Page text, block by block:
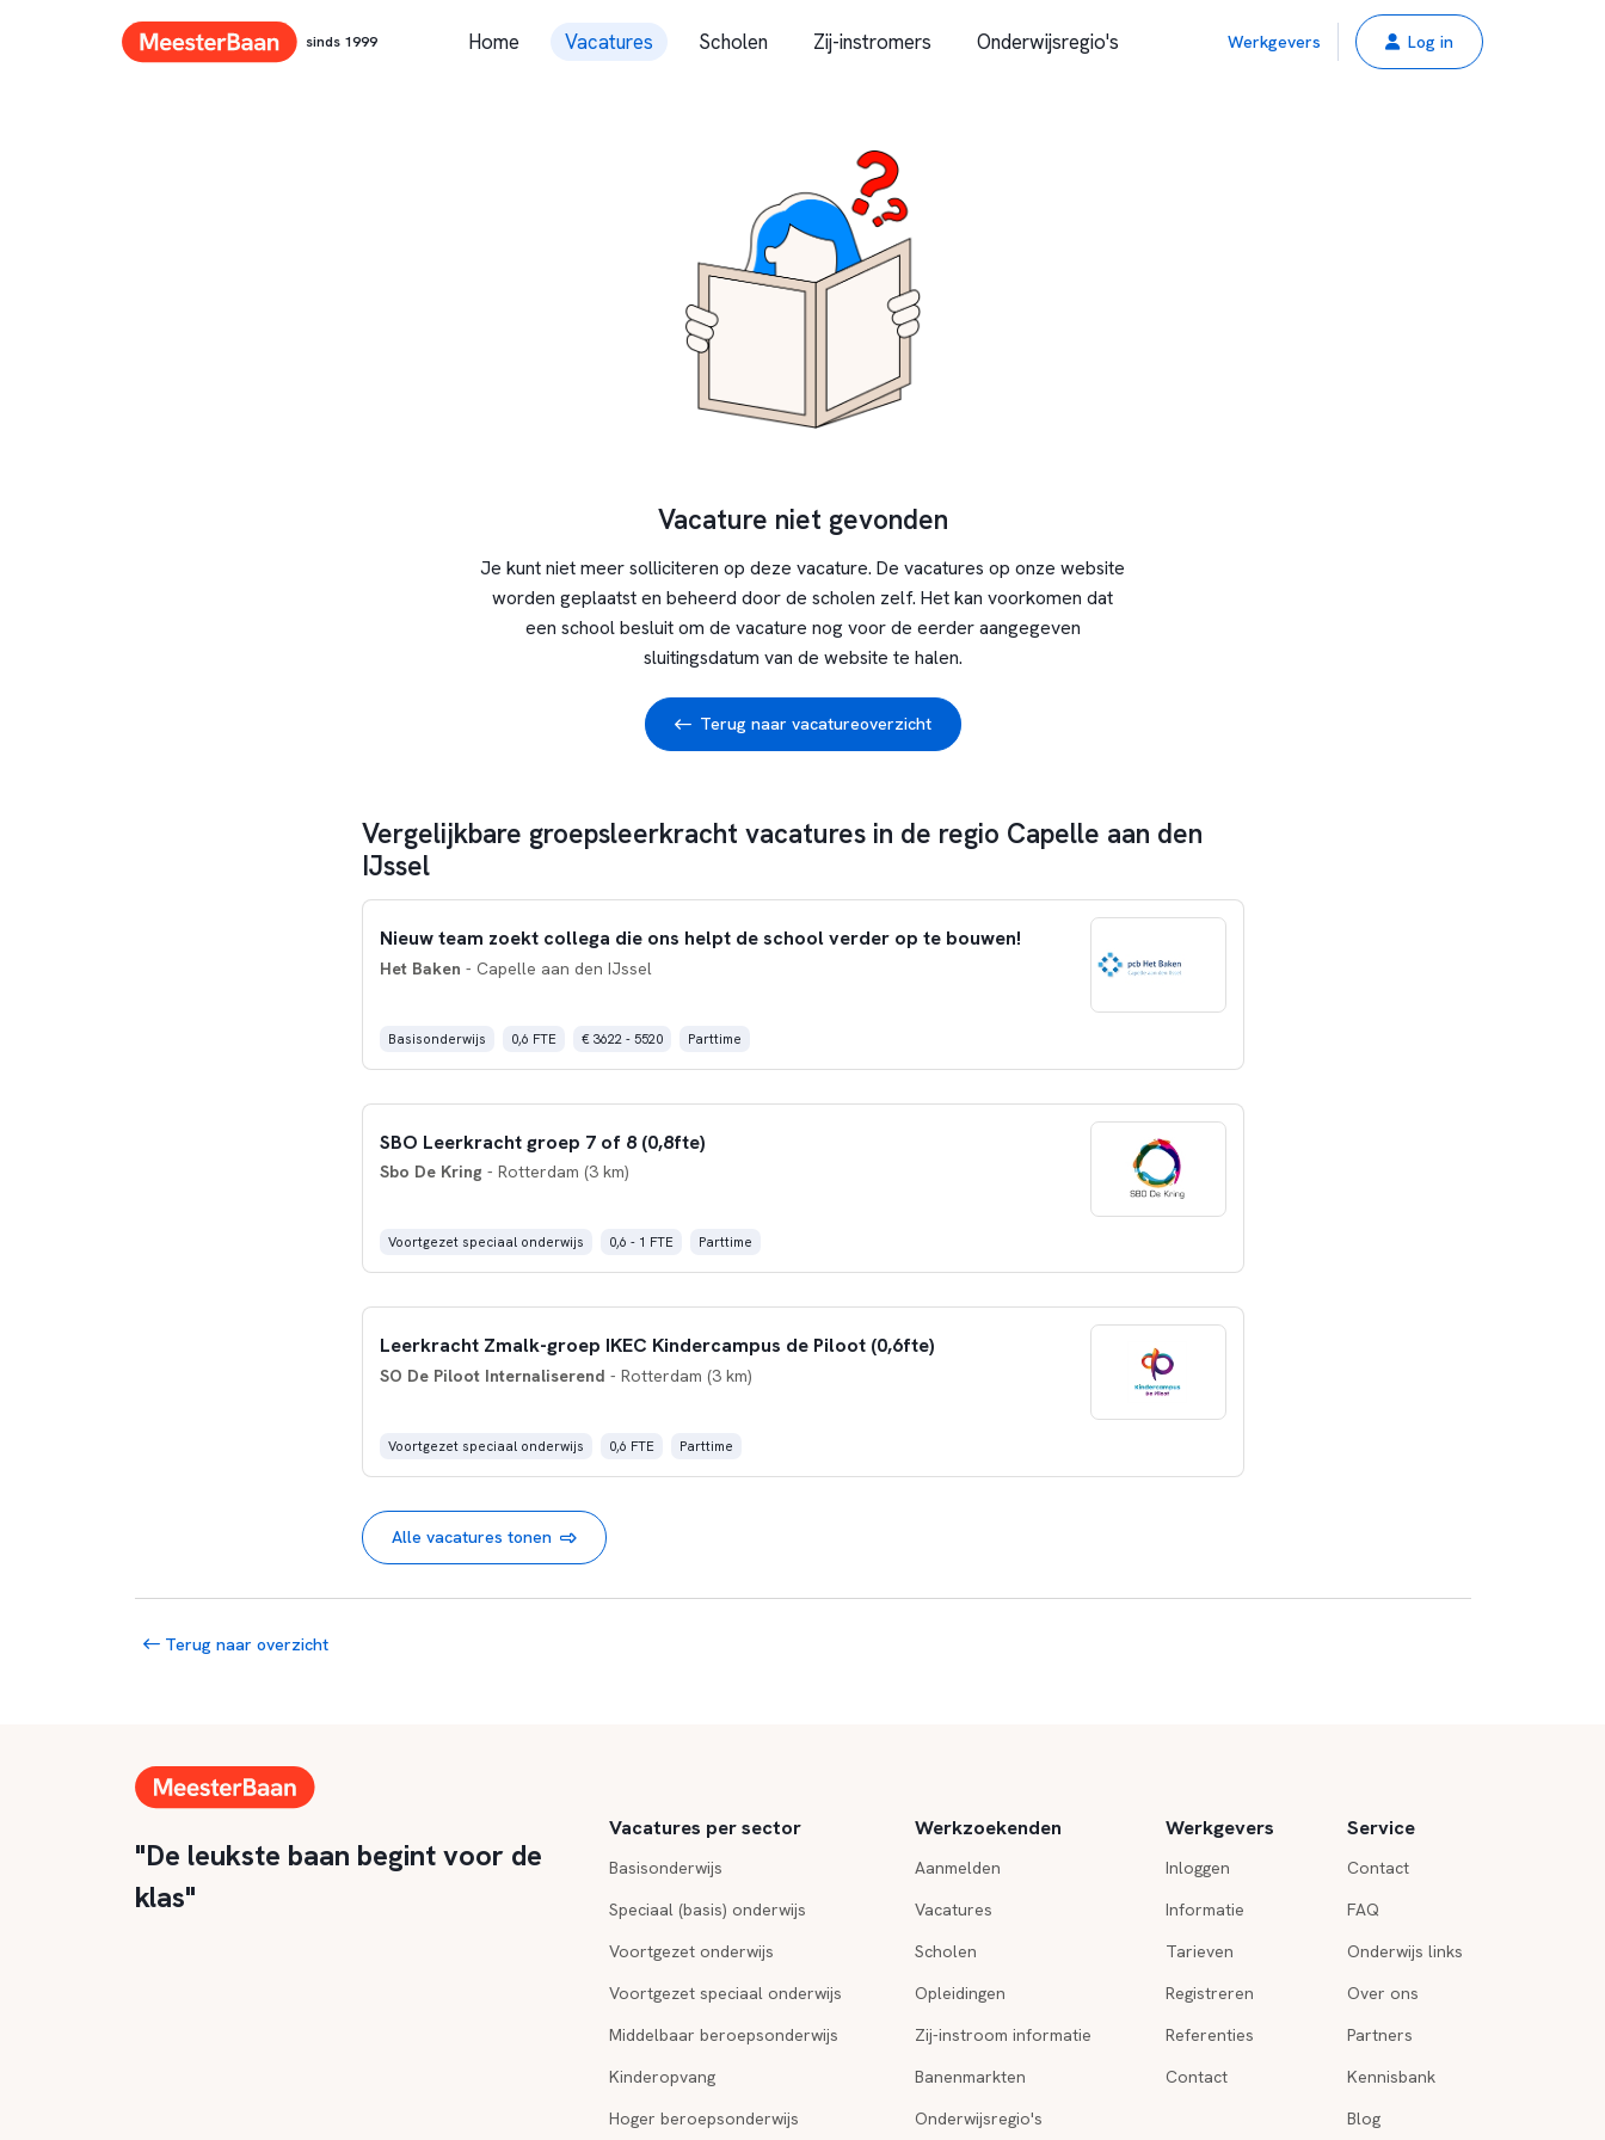
sinds 1999 Home Vacatures Scholen Zij-instromers Onderwijsregio's Werkgevers Log in
Vacature niet gevonden
Je kunt niet meer solliciteren op deze vacature. De vacatures op onze website
worden geplaatst en beheerd door de scholen zelf. Het kan voorkomen dat
een school besluit om de vacature nog voor de eerder aangegeven
sluitingsdatum van de website te halen.
Terug naar vacatureoverzicht
Vergelijkbare groepsleerkracht vacatures in de regio Capelle aan den
IJssel
Nieuw team zoekt collega die ons helpt de school verder op te bouwen!
Het Baken - Capelle aan den IJssel
Basisonderwijs 0,6 FTE € 3622 - 5520 Parttime
SBO Leerkracht groep 7 of 8 (0,8fte)
Sbo De Kring - Rotterdam (3 km)
Voortgezet speciaal onderwijs 0,6 - 1 FTE Parttime
Leerkracht Zmalk-groep IKEC Kindercampus de Piloot (0,6fte)
SO De Piloot Internaliserend - Rotterdam (3 km)
Voortgezet speciaal onderwijs 0,6 FTE Parttime
Alle vacatures tonen
Terug naar overzicht
"De leukste baan begint voor de
klas"
Vacatures per sector
Basisonderwijs
Speciaal (basis) onderwijs
Voortgezet onderwijs
Voortgezet speciaal onderwijs
Middelbaar beroepsonderwijs
Kinderopvang
Hoger beroepsonderwijs
Werkzoekenden
Aanmelden
Vacatures
Scholen
Opleidingen
Zij-instroom informatie
Banenmarkten
Onderwijsregio's
Werkgevers
Inloggen
Informatie
Tarieven
Registreren
Referenties
Contact
Service
Contact
FAQ
Onderwijs links
Over ons
Partners
Kennisbank
Blog